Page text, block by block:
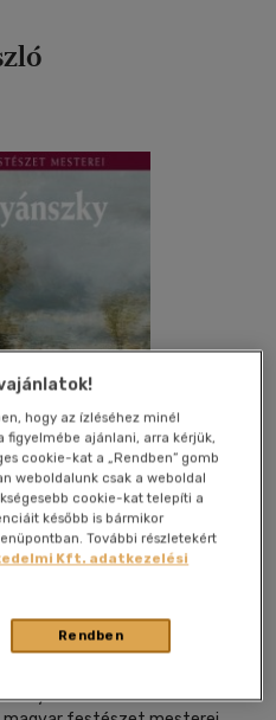
adom Megosztom
nyelvű
nyomtatásban
hogy az ízléséhez minél
figyelmébe ajánlani, arra kérjük,
cookie-kat a „Rendben” gomb
weboldalunk csak a weboldal
cookie-kat telepíti a
később is bármikor
További részletekért
Kft. adatkezelési
Rendben